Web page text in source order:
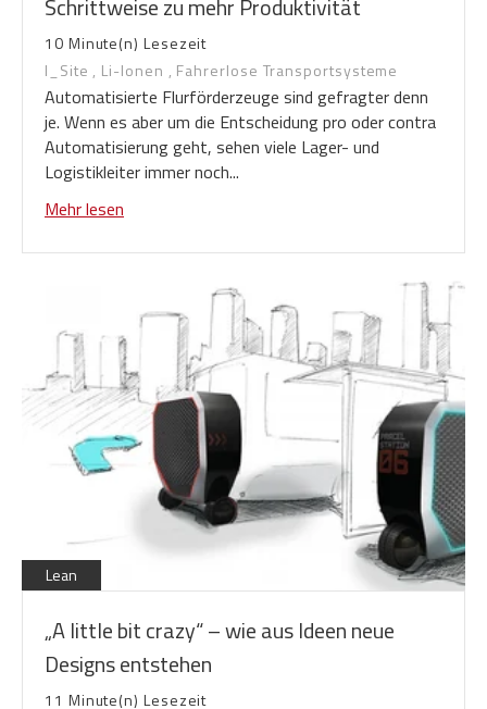
Schrittweise zu mehr Produktivität
10 Minute(n) Lesezeit
I_Site , Li-Ionen , Fahrerlose Transportsysteme
Automatisierte Flurförderzeuge sind gefragter denn
je. Wenn es aber um die Entscheidung pro oder contra
Automatisierung geht, sehen viele Lager- und
Logistikleiter immer noch...
Mehr lesen
Lean
„A little bit crazy“ – wie aus Ideen neue
Designs entstehen
11 Minute(n) Lesezeit